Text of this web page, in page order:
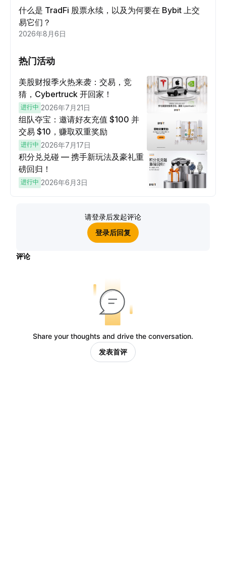
什么是 TradFi 股票永续，以及为何要在 Bybit 上交
易它们？
2026年8月6日
热门活动
美股财报季火热来袭：交易，竞
猜，Cybertruck 开回家！
进行中 2026年7月21日
组队夺宝：邀请好友充值 $100 并
交易 $10，赚取双重奖励
进行中 2026年7月17日
积分兑兑碰 — 携手新玩法及豪礼重
磅回归！
进行中 2026年6月3日
请登录后发起评论
登录后回复
评论
Share your thoughts and drive the conversation.
发表首评